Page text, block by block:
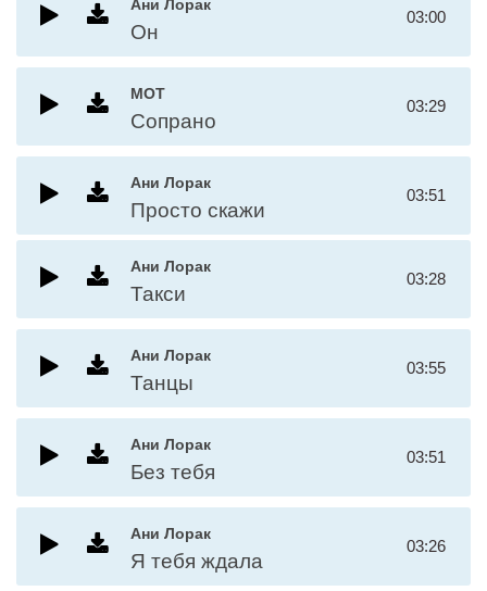
Ани Лорак
Он
03:00
MOT
Сопрано
03:29
Ани Лорак
Просто скажи
03:51
Ани Лорак
Такси
03:28
Ани Лорак
Танцы
03:55
Ани Лорак
Без тебя
03:51
Ани Лорак
Я тебя ждала
03:26